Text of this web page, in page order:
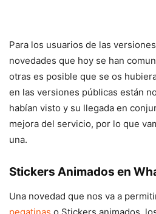
Para los usuarios de las
novedades que hoy se han
otras es posible que se os
en las versiones públicas están
habían visto y su llegada en
mejora del servicio, por lo que
una.
Stickers Animados en
Una novedad que nos va a